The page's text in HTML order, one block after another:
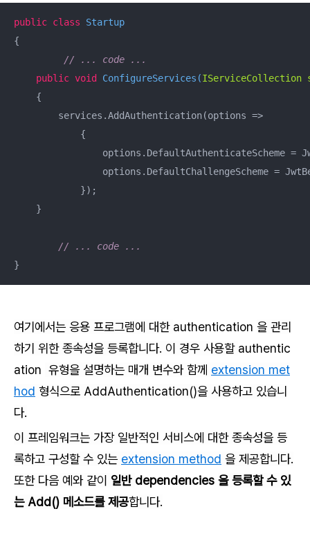
public class
Startup
{
// ... code ...
public void ConfigureServices (IServiceCollection
    {
        services.AddAuthentication(options =>
            {
options.DefaultAuthenticateScheme =
options.DefaultChallengeScheme =
            });
    }
// ... code ...
}
여기에서는 응용 프로그램에 대한 authentication 을 관리
하기 위한 종속성을 등록합니다. 이 경우 사용할 authentic
ation 유형을 설명하는 매개 변수와 함께 extension met
hod 형식으로 AddAuthentication()을 사용하고 있습니
다.
이 프레임워크는 가장 일반적인 서비스에 대한 종속성을 등
록하고 구성할 수 있는 extension method 을 제공합니다.
또한 다음 예와 같이 일반 dependencies 을 등록할 수 있
는 Add() 메소드를 제공합니다.